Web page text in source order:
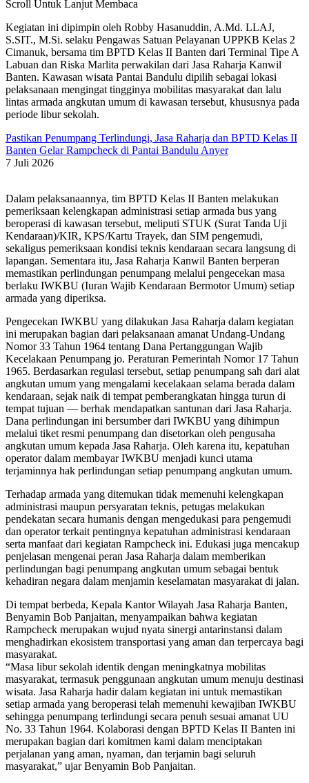
Scroll Untuk Lanjut Membaca
Kegiatan ini dipimpin oleh Robby Hasanuddin, A.Md. LLAJ,
S.SIT., M.Si. selaku Pengawas Satuan Pelayanan UPPKB Kelas 2
Cimanuk, bersama tim BPTD Kelas II Banten dari Terminal Tipe A
Labuan dan Riska Marlita perwakilan dari Jasa Raharja Kanwil
Banten. Kawasan wisata Pantai Bandulu dipilih sebagai lokasi
pelaksanaan mengingat tingginya mobilitas masyarakat dan lalu
lintas armada angkutan umum di kawasan tersebut, khususnya pada
periode libur sekolah.
Pastikan Penumpang Terlindungi, Jasa Raharja dan BPTD Kelas II
Banten Gelar Rampcheck di Pantai Bandulu Anyer
7 Juli 2026
Dalam pelaksanaannya, tim BPTD Kelas II Banten melakukan
pemeriksaan kelengkapan administrasi setiap armada bus yang
beroperasi di kawasan tersebut, meliputi STUK (Surat Tanda Uji
Kendaraan)/KIR, KPS/Kartu Trayek, dan SIM pengemudi,
sekaligus pemeriksaan kondisi teknis kendaraan secara langsung di
lapangan. Sementara itu, Jasa Raharja Kanwil Banten berperan
memastikan perlindungan penumpang melalui pengecekan masa
berlaku IWKBU (Iuran Wajib Kendaraan Bermotor Umum) setiap
armada yang diperiksa.
Pengecekan IWKBU yang dilakukan Jasa Raharja dalam kegiatan
ini merupakan bagian dari pelaksanaan amanat Undang-Undang
Nomor 33 Tahun 1964 tentang Dana Pertanggungan Wajib
Kecelakaan Penumpang jo. Peraturan Pemerintah Nomor 17 Tahun
1965. Berdasarkan regulasi tersebut, setiap penumpang sah dari alat
angkutan umum yang mengalami kecelakaan selama berada dalam
kendaraan, sejak naik di tempat pemberangkatan hingga turun di
tempat tujuan — berhak mendapatkan santunan dari Jasa Raharja.
Dana perlindungan ini bersumber dari IWKBU yang dihimpun
melalui tiket resmi penumpang dan disetorkan oleh pengusaha
angkutan umum kepada Jasa Raharja. Oleh karena itu, kepatuhan
operator dalam membayar IWKBU menjadi kunci utama
terjaminnya hak perlindungan setiap penumpang angkutan umum.
Terhadap armada yang ditemukan tidak memenuhi kelengkapan
administrasi maupun persyaratan teknis, petugas melakukan
pendekatan secara humanis dengan mengedukasi para pengemudi
dan operator terkait pentingnya kepatuhan administrasi kendaraan
serta manfaat dari kegiatan Rampcheck ini. Edukasi juga mencakup
penjelasan mengenai peran Jasa Raharja dalam memberikan
perlindungan bagi penumpang angkutan umum sebagai bentuk
kehadiran negara dalam menjamin keselamatan masyarakat di jalan.
Di tempat berbeda, Kepala Kantor Wilayah Jasa Raharja Banten,
Benyamin Bob Panjaitan, menyampaikan bahwa kegiatan
Rampcheck merupakan wujud nyata sinergi antarinstansi dalam
menghadirkan ekosistem transportasi yang aman dan terpercaya bagi
masyarakat.
“Masa libur sekolah identik dengan meningkatnya mobilitas
masyarakat, termasuk penggunaan angkutan umum menuju destinasi
wisata. Jasa Raharja hadir dalam kegiatan ini untuk memastikan
setiap armada yang beroperasi telah memenuhi kewajiban IWKBU
sehingga penumpang terlindungi secara penuh sesuai amanat UU
No. 33 Tahun 1964. Kolaborasi dengan BPTD Kelas II Banten ini
merupakan bagian dari komitmen kami dalam menciptakan
perjalanan yang aman, nyaman, dan terjamin bagi seluruh
masyarakat,” ujar Benyamin Bob Panjaitan.